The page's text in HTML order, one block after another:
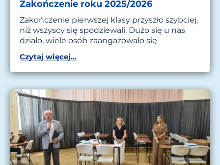
Zakończenie roku 2025/2026
Zakończenie pierwszej klasy przyszło szybciej,
niż wszyscy się spodziewali. Dużo się u nas
działo, wiele osób zaangażowało się
Czytaj więcej...